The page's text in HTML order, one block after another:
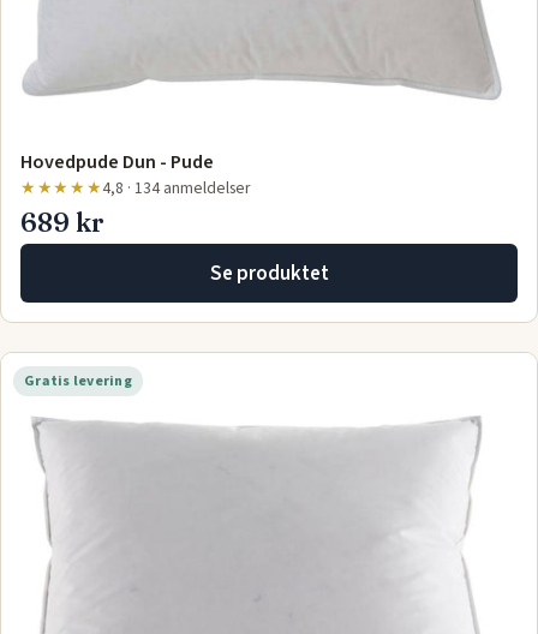
Hovedpude Dun - Pude
★★★★★4,8 · 134 anmeldelser
689 kr
Se produktet
Gratis levering